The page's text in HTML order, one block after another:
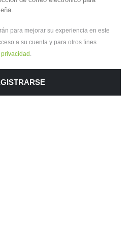
para mejorar su experiencia en este
a su cuenta y para otros fines